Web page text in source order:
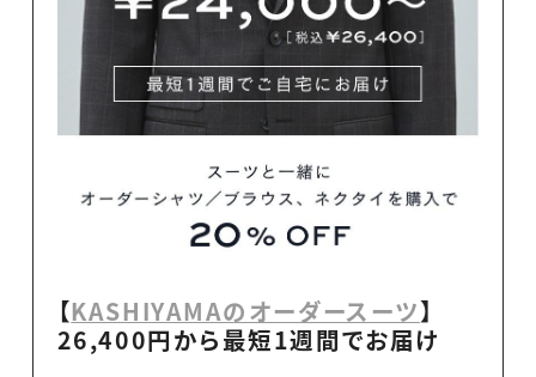
【KASHIYAMAのオーダースーツ】
26,400円から最短1週間でお届け